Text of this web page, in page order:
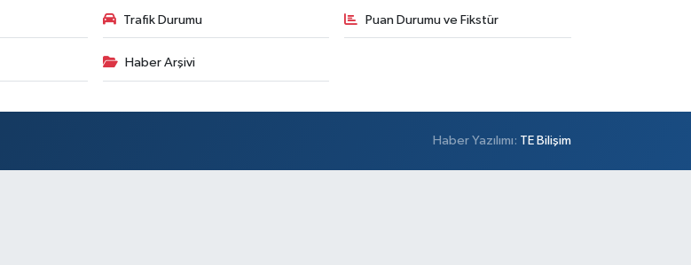
Trafik Durumu Puan Durumu ve Fikstür
Haber Arşivi
Haber Yazılımı: TE Bilişim